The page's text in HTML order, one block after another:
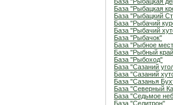
База "Рыбацкая
База "Рыбацкий
База "Рыбачий
База "Рыбачий
База "Рыбачок"
База "Рыбное
База "Рыбный
База "Рыбоход"
База "Сазаний
База "Сазаний
База "Сазанья
База "Северный
База "Седьмое
База "Селитрон"